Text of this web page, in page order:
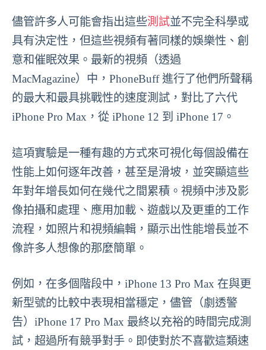
儘管許多人可能會指出這些測試並不完全科學或
具有決定性，但這些視頻有著同樣的娛樂性、創
意和催眠效果。最新的視頻（透過
MacMagazine）中，PhoneBuff 進行了他們所聲稱
的最大和最具挑戰性的速度測試，對比了六代
iPhone Pro Max，從 iPhone 12 到 iPhone 17。
這項實驗是一種有趣的方式來可視化每個設備在
性能上如何逐年改善，甚至是滑坡，並突顯這些
年對年增長如何在幾代之間累積。視頻中涉及影
像拍攝和處理、應用加載、遊戲以及更重的工作
流程，如照片和視頻編輯，顯示出性能增長並不
像許多人想像的那麼簡單。
例如，在多個階段中，iPhone 13 Pro Max 在與更
新型號的比較中表現相當穩定，儘管（劇透警
告）iPhone 17 Pro Max 最終以充裕的時間完成測
試，超過所有競爭對手。即使對於不喜歡這類速